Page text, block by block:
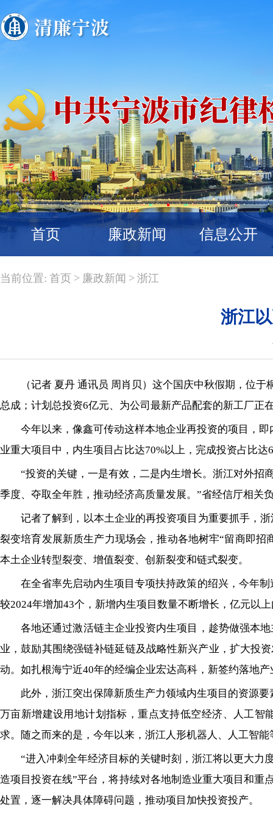
首页 廉政新闻 信息公开
当前位置: 首页 > 廉政新闻 > 浙江
浙江
（记者 夏丹 通讯员 周肖贝）这个国庆中秋假期，位
总成；计划总投资6亿元、为公司最新产品配套的新工厂正
今年以来，像鑫可传动这样本地企业再投资的项目，
业重大项目中，内生项目占比达70%以上，完成投资占比达
“投资的关键，一是有效，二是内生增长。浙江对外招
季度、夺取全年胜，推动经济高质量发展。”省经信厅相关
记者了解到，以本土企业的再投资项目为重要抓手，
裂变培育发展新质生产力现场会，推动各地树牢“留商即
本土企业转型裂变、增值裂变、创新裂变和链式裂变。
在全省率先启动内生项目专项扶持政策的绍兴，今年
较2024年增加43个，新增内生项目数量不断增长，亿元以
各地还通过激活链主企业投资内生项目，趁势做强本
业，鼓励其围绕强链补链延链及战略性新兴产业，扩大投
动。如扎根海宁近40年的经编企业宏达高科，新签约落地
此外，浙江突出保障新质生产力领域内生项目的资源
万亩新增建设用地计划指标，重点支持低空经济、人工智
求。随之而来的是，今年以来，浙江人形机器人、人工智
“进入冲刺全年经济目标的关键时刻，浙江将以更大力
造项目投资在线”平台，将持续对各地制造业重大项目和重
处置，逐一解决具体障碍问题，推动项目加快投资投产。